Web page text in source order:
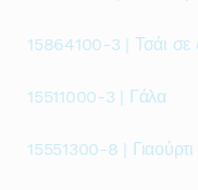
15864100-3 | Τσάι σε
15511000-3 | Γάλα
15551300-8 | Γιαούρτι